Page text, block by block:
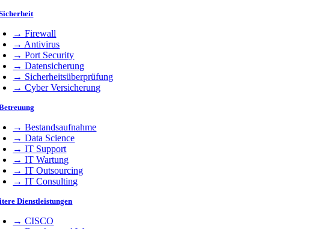
→ Firewall
→ Antivirus
→ Port Security
→ Datensicherung
→ Sicherheitsüberprüfung
→ Cyber Versicherung
→ Bestandsaufnahme
→ Data Science
→ IT Support
→ IT Wartung
→ IT Outsourcing
→ IT Consulting
Dienstleistungen
→ CISCO